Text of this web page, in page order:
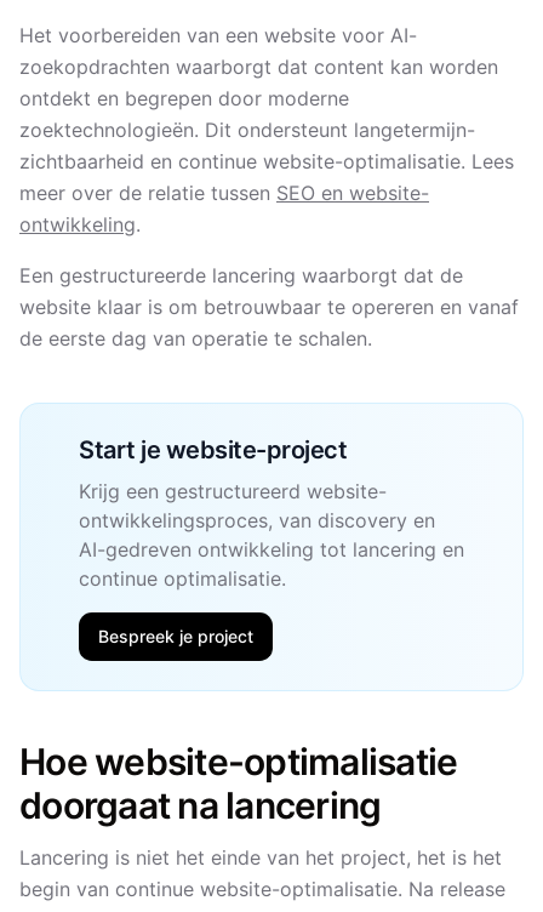
Het voorbereiden van een website voor AI-
zoekopdrachten waarborgt dat content kan worden
ontdekt en begrepen door moderne
zoektechnologieën. Dit ondersteunt langetermijn-
zichtbaarheid en continue website-optimalisatie. Lees
meer over de relatie tussen SEO en website-
ontwikkeling.
Een gestructureerde lancering waarborgt dat de
website klaar is om betrouwbaar te opereren en vanaf
de eerste dag van operatie te schalen.
Start je website-project
Krijg een gestructureerd website-
ontwikkelingsproces, van discovery en
AI-gedreven ontwikkeling tot lancering en
continue optimalisatie.
Bespreek je project
Hoe website-optimalisatie
doorgaat na lancering
Lancering is niet het einde van het project, het is het
begin van continue website-optimalisatie. Na release